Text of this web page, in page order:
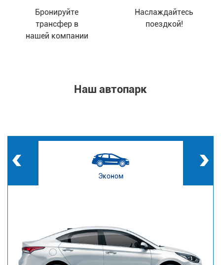
Бронируйте
трансфер в
нашей компании
Наслаждайтесь
поездкой!
Наш автопарк
Эконом